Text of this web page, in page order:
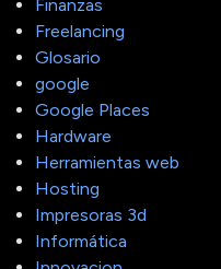
Finanzas
Freelancing
Glosario
google
Google Places
Hardware
Herramientas web
Hosting
Impresoras 3d
Informática